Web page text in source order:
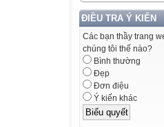
ĐIỀU TRA Ý KIẾN
Các bạn thầy trang
chúng tôi thế nào?
Bình thường
Đẹp
Đơn điệu
Ý kiến khác